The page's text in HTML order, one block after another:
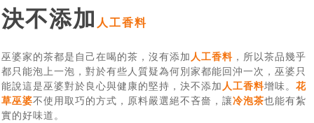
決不添加 人工香料
巫婆家的茶都是自己在喝的茶，沒有添加 人工香料 ，所以茶品幾乎
都只能泡上一泡，對於有些人質疑為何別家都能回沖一次，巫婆只
能說這是巫婆對於良心與健康的堅持，決不添加 人工香料增味。 花
草巫婆不使用取巧的方式，原料嚴選絕不吝嗇，讓冷泡茶也能有紮
實的好味道。